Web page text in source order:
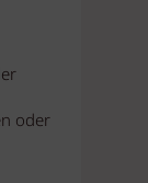
oder